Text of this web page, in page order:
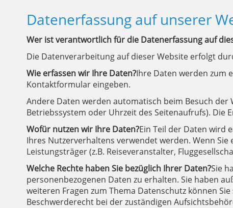
Datenerfassung auf unserer
Wer ist verantwortlich für die Datenerfassung auf
Die Datenverarbeitung auf dieser Website erfolgt
Wie erfassen wir Ihre Daten?Ihre Daten werden zum
Kontaktformular eingeben.
Andere Daten werden automatisch beim Besuch der
Betriebssystem oder Uhrzeit des Seitenaufrufs). Die
Wofür nutzen wir Ihre Daten?Ein Teil der Daten wird
Ihres Nutzerverhaltens verwendet werden. Wenn
Leistungsträger (z.B. Reiseveranstalter,
Welche Rechte haben Sie bezüglich Ihrer Daten?Sie
personenbezogenen Daten zu erhalten. Sie haben
weiteren Fragen zum Thema Datenschutz können
Beschwerderecht bei der zuständigen